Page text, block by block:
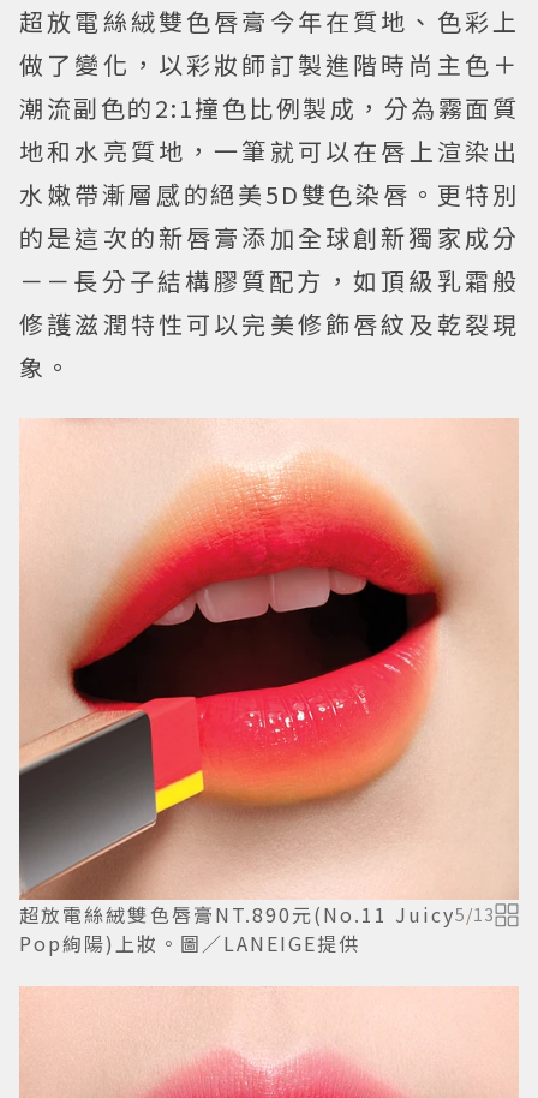
超放電絲絨雙色唇膏今年在質地、色彩上
做了變化，以彩妝師訂製進階時尚主色＋
潮流副色的2:1撞色比例製成，分為霧面質
地和水亮質地 ，一筆就可以在唇上渲染出
水嫩帶漸層感的絕美5D雙色染唇。更特別
的是這次的新唇膏添加全球創新獨家成分
－－長分子結構膠質配方，如頂級乳霜般
修護滋潤特性可以完美修飾唇紋及乾裂現
象。
超放電絲絨雙色唇膏NT.890元(No.11 Juicy
Pop絢陽)上妝。圖／LANEIGE提供
5/13